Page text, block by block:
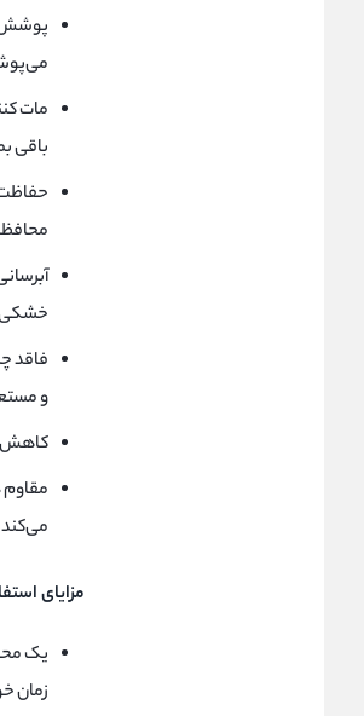
پوشش
مات
باقی
خشکی
فاقد
و
کاهش
مقاوم
مزایای
یک
زمان